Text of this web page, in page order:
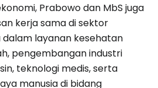
Prabowo dan MbS juga
kerja sama di sektor
layanan kesehatan
pengembangan industri
teknologi medis, serta
manusia di bidang